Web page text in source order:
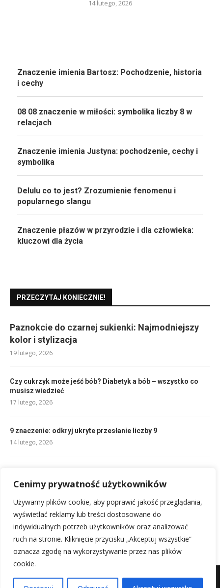
Cenimy prywatność użytkowników
Używamy plików cookie, aby poprawić jakość przeglądania,
wyświetlać reklamy lub treści dostosowane do
indywidualnych potrzeb użytkowników oraz analizować
ruch na stronie. Kliknięcie przycisku „Akceptuj wszystkie”
oznacza zgodę na wykorzystywanie przez nas plików
cookie.
14 lutego, 2026
Znaczenie imienia Bartosz: Pochodzenie, historia
i cechy
08 08 znaczenie w miłości: symbolika liczby 8 w
relacjach
Znaczenie imienia Justyna: pochodzenie, cechy i
symbolika
Delulu co to jest? Zrozumienie fenomenu i
popularnego slangu
Znaczenie płazów w przyrodzie i dla człowieka:
kluczowi dla życia
PRZECZYTAJ KONIECZNIE!
Paznokcie do czarnej sukienki: Najmodniejszy
kolor i stylizacja
19 lutego, 2026
Czy cukrzyk może jeść bób? Diabetyk a bób – wszystko co
musisz wiedzieć
17 lutego, 2026
9 znaczenie: odkryj ukryte przesłanie liczby 9
14 lutego, 2026
27 lutego, 2026
Zupa ogórkowa przepis babci: Tradycyjny smak jak u mamy
14 lutego, 2026
Mapa witryny Kontakt z nami